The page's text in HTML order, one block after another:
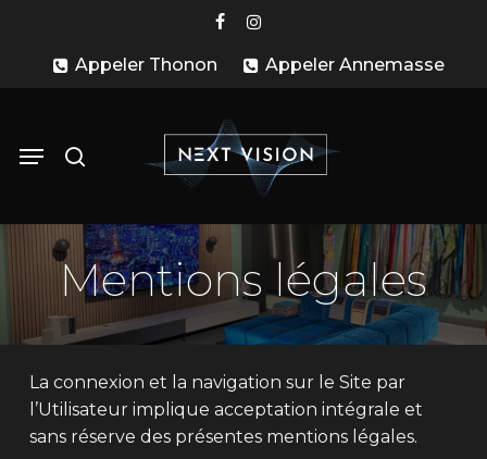
facebook
instagram
Appeler Thonon
Appeler Annemasse
Menu
Mentions légales
La connexion et la navigation sur le Site par
l’Utilisateur implique acceptation intégrale et
sans réserve des présentes mentions légales.